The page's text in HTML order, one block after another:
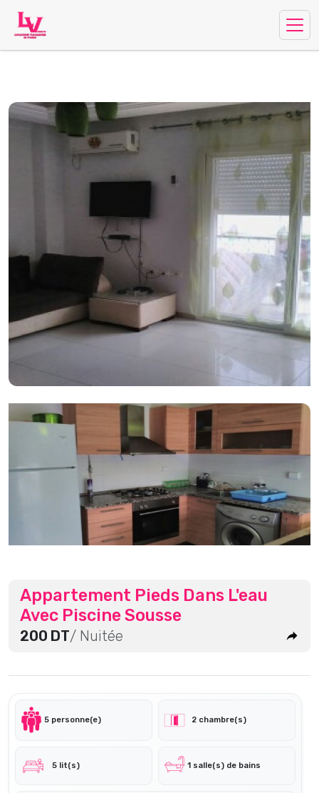
Appartement Pieds Dans L'eau
Avec Piscine Sousse
200 DT/ Nuitée
5 personne(e) 2 chambre(s)
5 lit(s) 1 salle(s) de bains